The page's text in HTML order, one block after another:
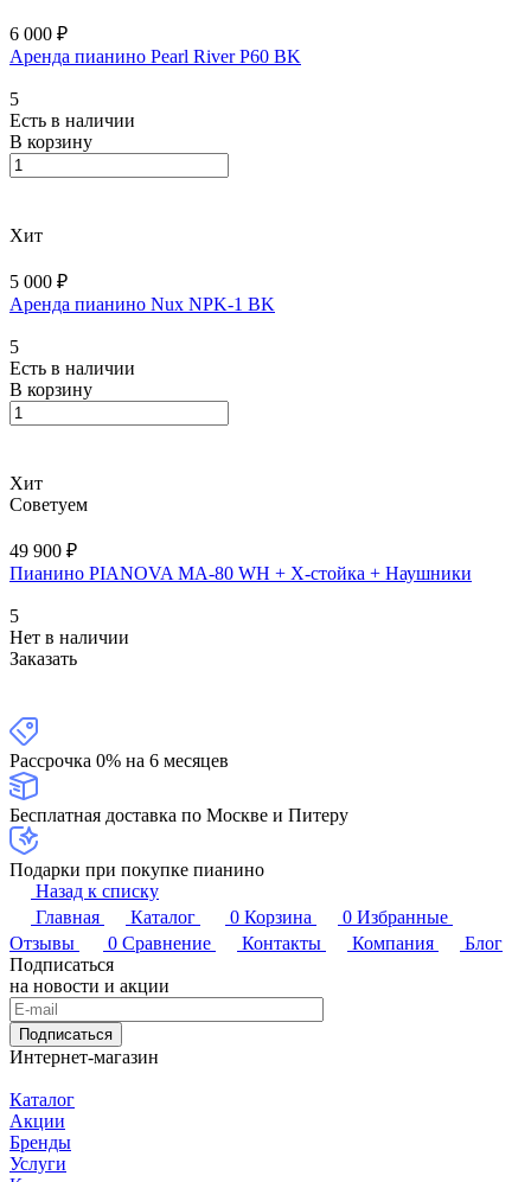
6 000 ₽
Аренда пианино Pearl River P60 BK
5
Есть в наличии
В корзину
Хит
5 000 ₽
Аренда пианино Nux NPK-1 BK
5
Есть в наличии
В корзину
Хит
Советуем
49 900 ₽
Пианино PIANOVA MA-80 WH + X-cтойка + Наушники
5
Нет в наличии
Заказать
Рассрочка 0% на 6 месяцев
Бесплатная доставка по Москве и Питеру
Подарки при покупке пианино
Назад к списку
Главная
Каталог 0 Корзина 0 Избранные
Отзывы
0 Сравнение Контакты Компания
Блог
Подписаться
на новости и акции
Подписаться
Интернет-магазин
Каталог
Акции
Бренды
Услуги